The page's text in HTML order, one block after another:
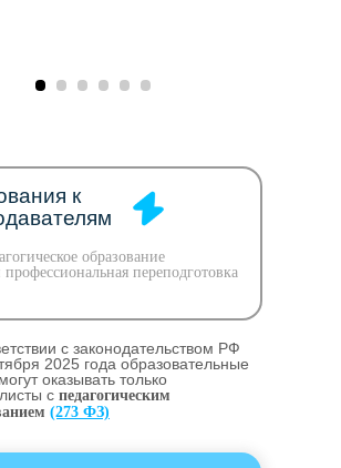
образование
переподготовка
с законодательством РФ
2025 года образовательные
оказывать только
с педагогическим
(273 ФЗ)
к